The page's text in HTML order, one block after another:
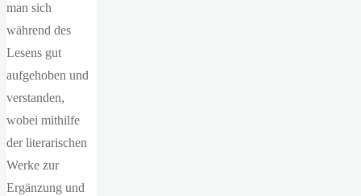
man sich
während des
Lesens gut
aufgehoben und
verstanden,
wobei mithilfe
der literarischen
Werke zur
Ergänzung und